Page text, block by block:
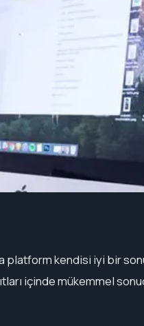
platform kendisi iyi bir
içinde mükemmel